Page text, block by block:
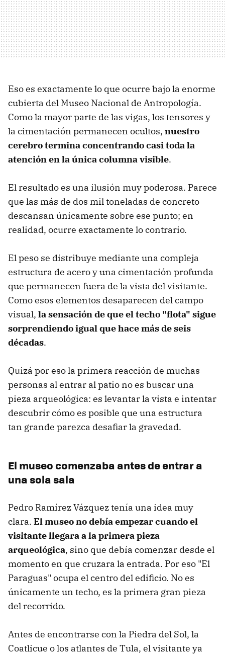
Eso es exactamente lo que ocurre bajo la enorme
cubierta del Museo Nacional de Antropología.
Como la mayor parte de las vigas, los tensores y
la cimentación permanecen ocultos, nuestro
cerebro termina concentrando casi toda la
atención en la única columna visible.
El resultado es una ilusión muy poderosa. Parece
que las más de dos mil toneladas de concreto
descansan únicamente sobre ese punto; en
realidad, ocurre exactamente lo contrario.
El peso se distribuye mediante una compleja
estructura de acero y una cimentación profunda
que permanecen fuera de la vista del visitante.
Como esos elementos desaparecen del campo
visual, la sensación de que el techo "flota" sigue
sorprendiendo igual que hace más de seis
décadas.
Quizá por eso la primera reacción de muchas
personas al entrar al patio no es buscar una
pieza arqueológica: es levantar la vista e intentar
descubrir cómo es posible que una estructura
tan grande parezca desafiar la gravedad.
El museo comenzaba antes de entrar a
una sola sala
Pedro Ramírez Vázquez tenía una idea muy
clara. El museo no debía empezar cuando el
visitante llegara a la primera pieza
arqueológica, sino que debía comenzar desde el
momento en que cruzara la entrada. Por eso "El
Paraguas" ocupa el centro del edificio. No es
únicamente un techo, es la primera gran pieza
del recorrido.
Antes de encontrarse con la Piedra del Sol, la
Coatlicue o los atlantes de Tula, el visitante ya